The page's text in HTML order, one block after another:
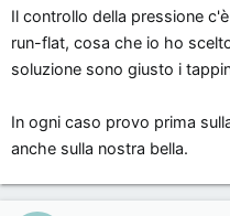
Il controllo della pressione
run-flat, cosa che io ho
soluzione sono giusto i
In ogni caso provo prima
anche sulla nostra bella.